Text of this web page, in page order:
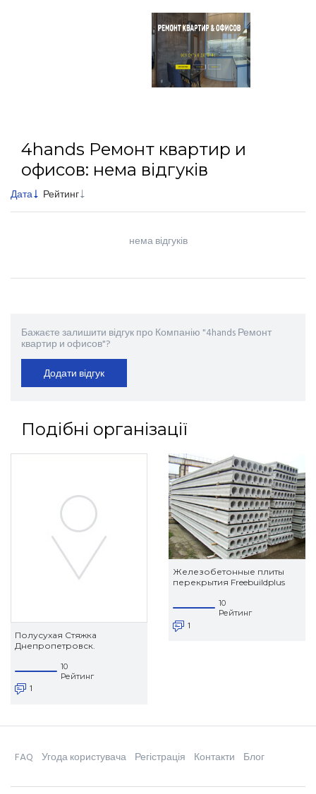
4hands Ремонт квартир и
офисов: нема відгуків
Дата Рейтинг
нема відгуків
Бажаєте залишити відгук про Компанію "4hands Ремонт
квартир и офисов"?
Додати відгук
Подібні організації
Полусухая Стяжка
Днепропетровск.
10
Рейтинг
1
Железобетонные плиты
перекрытия Freebuildplus
10
Рейтинг
1
FAQ Угода користувача Регістрація Контакти Блог